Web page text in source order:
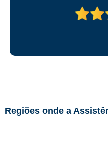
Regiões onde a